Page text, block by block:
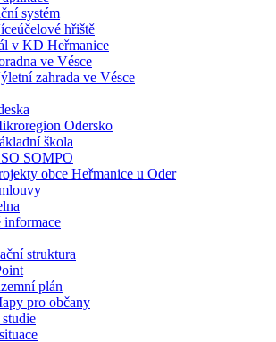
systém
hřiště
v KD Heřmanice
ve Vésce
zahrada ve Vésce
Odersko
škola
SOMPO
obce Heřmanice u Oder
informace
struktura
plán
pro občany